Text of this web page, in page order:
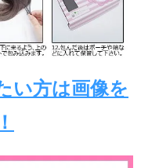
い方は画像を